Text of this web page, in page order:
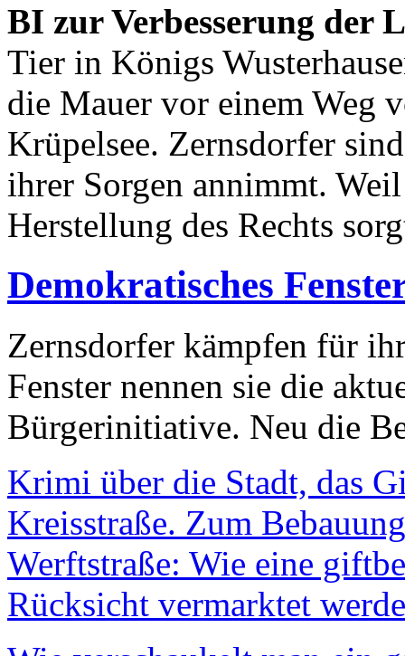
BI zur Verbesserung der
Tier in Königs
die Mauer vor einem Weg
Krüpelsee. Zernsdorfer
ihrer Sorgen annimmt.
Herstellung des Rechts
Demokratisches
Zernsdorfer kämpfen für
Fenster nennen sie die
Bürgerinitiative. Neu die
Krimi über die Stadt, das
Kreisstraße. Zum
Werftstraße: Wie eine
Rücksicht vermarktet